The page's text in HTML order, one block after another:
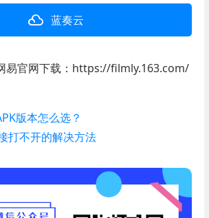
蓝奏云
易官网下载：https://filmly.163.com/
版本怎么选？
打不开的解决方法